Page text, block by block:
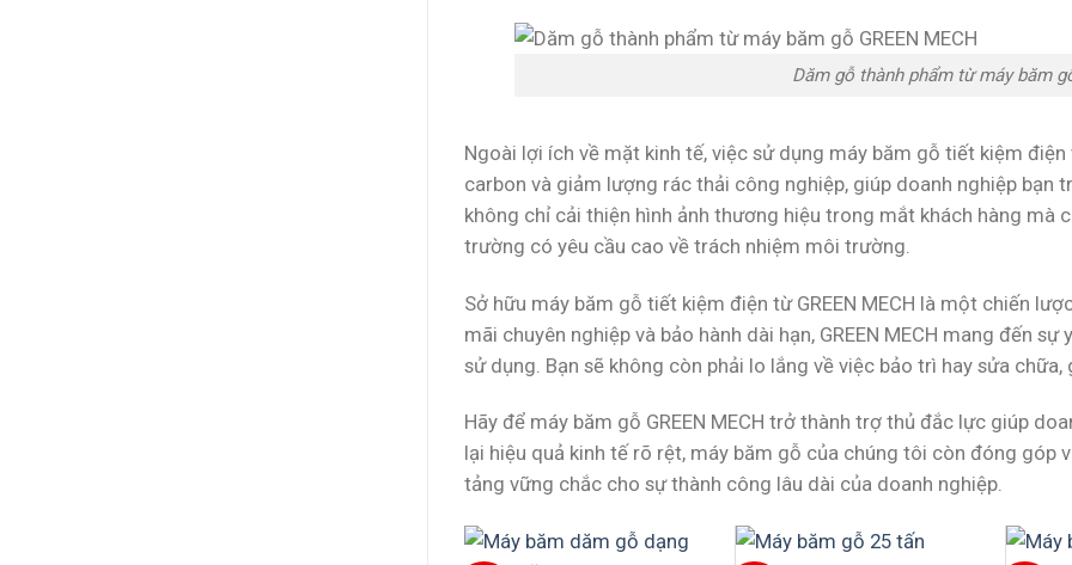
Dăm gỗ thành phẩm từ máy băm
Ngoài lợi ích về mặt kinh tế, việc sử dụng máy băm gỗ tiết kiệm điện
carbon và giảm lượng rác thải công nghiệp, giúp doanh nghiệp bạn
không chỉ cải thiện hình ảnh thương hiệu trong mắt khách hàng
trường có yêu cầu cao về trách nhiệm môi trường.
Sở hữu máy băm gỗ tiết kiệm điện từ GREEN MECH là một chiến
mãi chuyên nghiệp và bảo hành dài hạn, GREEN MECH mang đến
sử dụng. Bạn sẽ không còn phải lo lắng về việc bảo trì hay sửa
Hãy để máy băm gỗ GREEN MECH trở thành trợ thủ đắc lực giúp
lại hiệu quả kinh tế rõ rệt, máy băm gỗ của chúng tôi còn đóng
tảng vững chắc cho sự thành công lâu dài của doanh nghiệp.